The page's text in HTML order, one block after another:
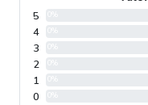
5
4
3
2
1
0